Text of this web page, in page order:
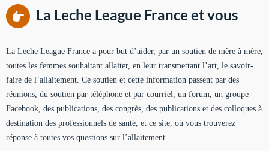
La Leche League France et vous
La Leche League France a pour but d’aider, par un soutien de mère à mère,
toutes les femmes souhaitant allaiter, en leur transmettant l’art, le savoir-
faire de l’allaitement. Ce soutien et cette information passent par des
réunions, du soutien par téléphone et par courriel, un forum, un groupe
Facebook, des publications, des congrès, des publications et des colloques à
destination des professionnels de santé, et ce site, où vous trouverez
réponse à toutes vos questions sur l’allaitement.